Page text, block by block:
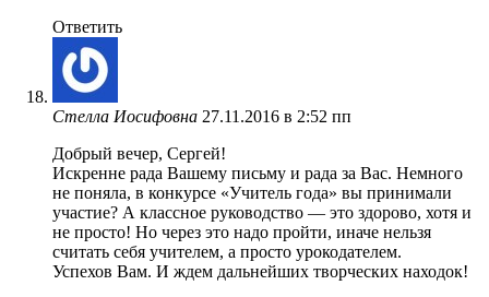
Ответить
Стелла Иосифовна 27.11.2016 в 2:52 пп
Добрый вечер, Сергей!
Искренне рада Вашему письму и рада за Вас. Немного
не поняла, в конкурсе «Учитель года» вы принимали
участие? А классное руководство — это здорово, хотя и
не просто! Но через это надо пройти, иначе нельзя
считать себя учителем, а просто урокодателем.
Успехов Вам. И ждем дальнейших творческих находок!